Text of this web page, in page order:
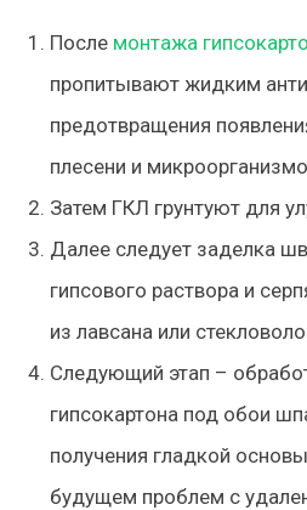
После монтажа
пропитывают жидким
предотвращения
плесени и
Затем ГКЛ грунтуют для
Далее следует заделка
гипсового раствора и
из лавсана или
Следующий этап –
гипсокартона под обои
получения гладкой
будущем проблем с